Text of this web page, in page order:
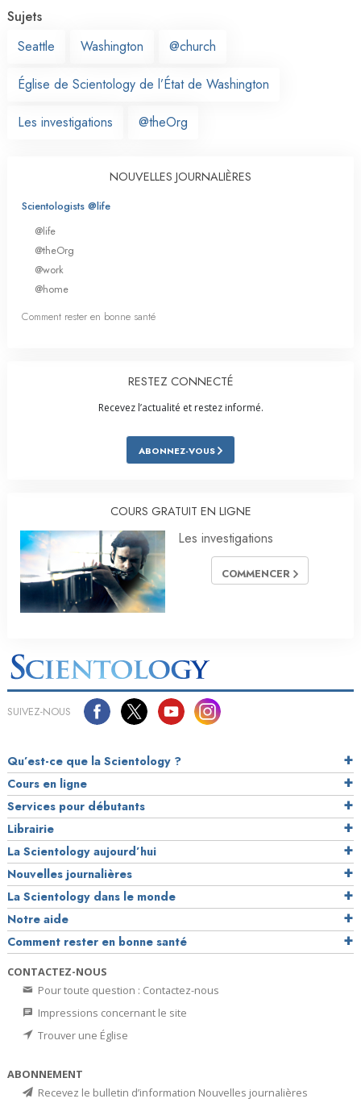
Sujets
Seattle
Washington @church
Église de Scientology de l’État de Washington
Les investigations @theOrg
NOUVELLES JOURNALIÈRES
Scientologists @life
@life
@theOrg
@work
@home
Comment rester en bonne santé
RESTEZ CONNECTÉ
Recevez l’actualité et restez informé.
ABONNEZ-VOUS
COURS GRATUIT EN LIGNE
Les investigations
COMMENCER
SUIVEZ-NOUS
Qu’est-ce que la Scientology ?
Cours en ligne
Services pour débutants
Librairie
La Scientology aujourd’hui
Nouvelles journalières
La Scientology dans le monde
Notre aide
Comment rester en bonne santé
CONTACTEZ-NOUS
Pour toute question : Contactez-nous
Impressions concernant le site
Trouver une Église
ABONNEMENT
Recevez le bulletin d’information Nouvelles journalières